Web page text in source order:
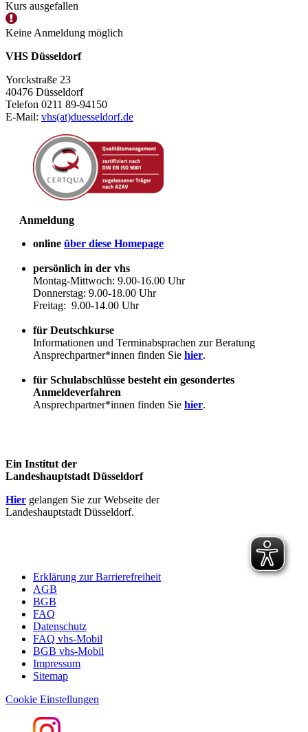
Kurs ausgefallen
Keine Anmeldung möglich
VHS Düsseldorf
Yorckstraße 23
40476 Düsseldorf
Telefon 0211 89-94150
E-Mail: vhs(at)duesseldorf.de
Anmeldung
online über diese Homepage
persönlich in der vhs
Montag-Mittwoch: 9.00-16.00 Uhr
Donnerstag: 9.00-18.00 Uhr
Freitag: 9.00-14.00 Uhr
für Deutschkurse
Informationen und Terminabsprachen zur Beratung
Ansprechpartner*innen finden Sie hier.
für Schulabschlüsse besteht ein gesondertes
Anmeldeverfahren
Ansprechpartner*innen finden Sie hier.
Ein Institut der
Landeshauptstadt Düsseldorf
Hier gelangen Sie zur Webseite der
Landeshauptstadt Düsseldorf.
Erklärung zur Barrierefreiheit
AGB
BGB
FAQ
Datenschutz
FAQ vhs-Mobil
BGB vhs-Mobil
Impressum
Sitemap
Cookie Einstellungen